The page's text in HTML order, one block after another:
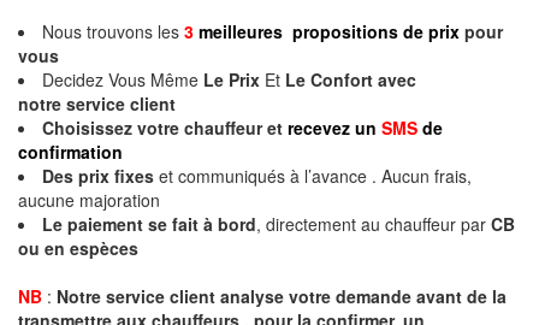
Nous trouvons les 3 meilleures propositions de prix pour
vous
Decidez Vous Même Le Prix Et Le Confort avec
notre service client
Choisissez votre chauffeur et recevez un SMS de
confirmation
Des prix fixes et communiqués à l’avance . Aucun frais,
aucune majoration
Le paiement se fait à bord, directement au chauffeur par CB
ou en espèces
NB : Notre service client analyse votre demande avant de la